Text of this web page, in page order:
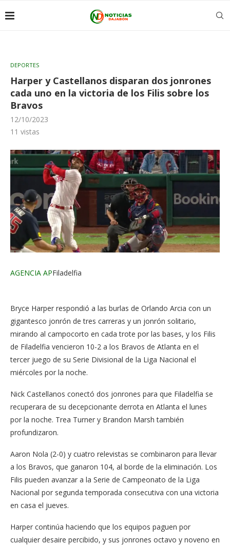
DEPORTES
Harper y Castellanos disparan dos jonrones
cada uno en la victoria de los Filis sobre los
Bravos
12/10/2023
11 vistas
AGENCIA APFiladelfia
Bryce Harper respondió a las burlas de Orlando Arcia con un
gigantesco jonrón de tres carreras y un jonrón solitario,
mirando al campocorto en cada trote por las bases, y los Filis
de Filadelfia vencieron 10-2 a los Bravos de Atlanta en el
tercer juego de su Serie Divisional de la Liga Nacional el
miércoles por la noche.
Nick Castellanos conectó dos jonrones para que Filadelfia se
recuperara de su decepcionante derrota en Atlanta el lunes
por la noche. Trea Turner y Brandon Marsh también
profundizaron.
Aaron Nola (2-0) y cuatro relevistas se combinaron para llevar
a los Bravos, que ganaron 104, al borde de la eliminación. Los
Filis pueden avanzar a la Serie de Campeonato de la Liga
Nacional por segunda temporada consecutiva con una victoria
en casa el jueves.
Harper continúa haciendo que los equipos paguen por
cualquier desaire percibido, y sus jonrones octavo y noveno en